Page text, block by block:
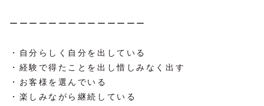
ーーーーーーーーーーーーーー
・自分らしく自分を出している
・経験で得たことを出し惜しみなく出す
・お客様を選んでいる
・楽しみながら継続している